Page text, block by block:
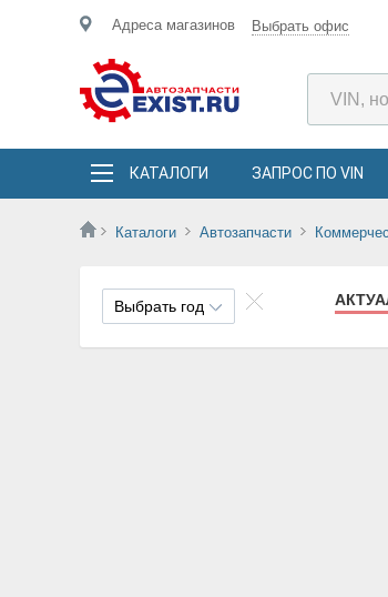
Адреса магазинов Выбрать офис
КАТАЛОГИ ЗАПРОС ПО VIN
Каталоги Автозапчасти
Выбрать год